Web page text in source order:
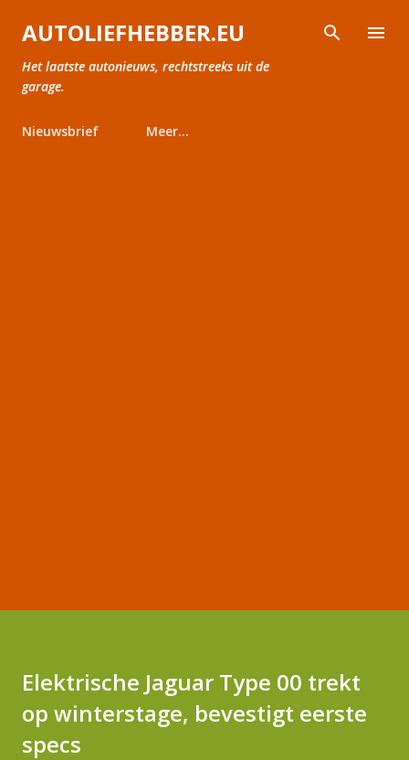
Doorgaan naar hoofdcontent
AUTOLIEFHEBBER.EU
Het laatste autonieuws, rechtstreeks uit de
garage.
Nieuwsbrief Meer…
Elektrische Jaguar Type 00 trekt
op winterstage, bevestigt eerste
specs